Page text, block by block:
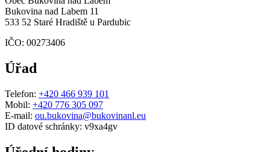
Bukovina nad Labem 11
533 52 Staré Hradiště u Pardubic
IČO: 00273406
Úřad
Telefon: +420 466 939 101
Mobil: +420 776 305 097
E-mail: ou.bukovina@bukovinanl.eu
ID datové schránky: v9xa4gv